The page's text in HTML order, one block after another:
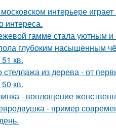
интерьере
интереса.
гамме стала уютным
глубоким насыщенным
кв.
из дерева - от
кв.
- воплощение
- пример